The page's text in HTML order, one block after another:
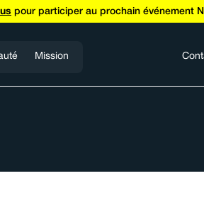
pour participer au prochain événement
Mission